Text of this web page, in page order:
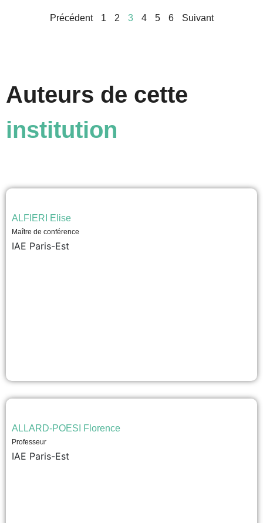
Précédent 1 2 3 4 5 6 Suivant
Auteurs de cette
institution
ALFIERI Elise
Maître de conférence
IAE Paris-Est
ALLARD-POESI Florence
Professeur
IAE Paris-Est